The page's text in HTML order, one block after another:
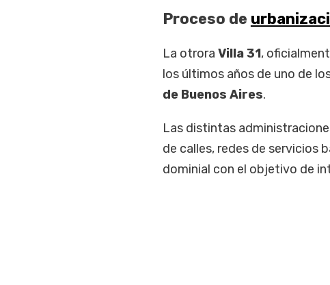
Proceso de
La otrora Villa 31,
los últimos años de uno de
de Buenos Aires.
Las distintas
de calles, redes de servicios
dominial con el objetivo de